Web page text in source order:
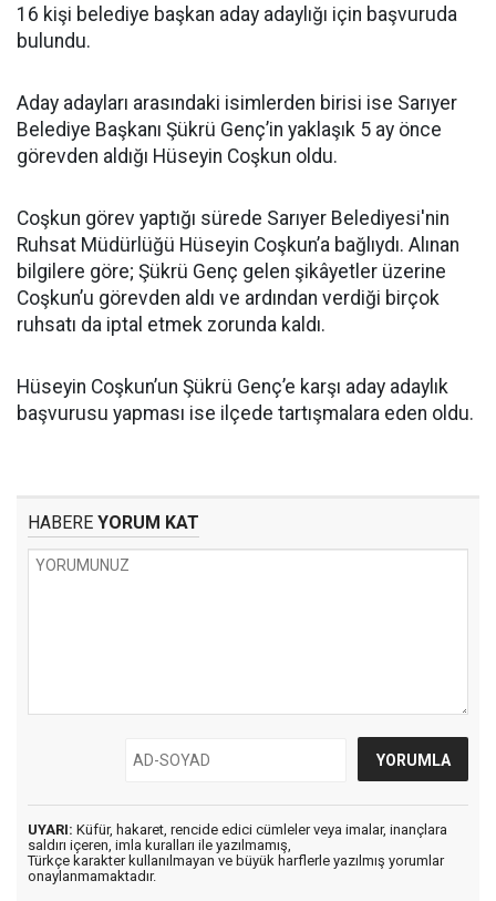
16 kişi belediye başkan aday adaylığı için başvuruda
bulundu.
Aday adayları arasındaki isimlerden birisi ise Sarıyer
Belediye Başkanı Şükrü Genç’in yaklaşık 5 ay önce
görevden aldığı Hüseyin Coşkun oldu.
Coşkun görev yaptığı sürede Sarıyer Belediyesi'nin
Ruhsat Müdürlüğü Hüseyin Coşkun’a bağlıydı. Alınan
bilgilere göre; Şükrü Genç gelen şikâyetler üzerine
Coşkun’u görevden aldı ve ardından verdiği birçok
ruhsatı da iptal etmek zorunda kaldı.
Hüseyin Coşkun’un Şükrü Genç’e karşı aday adaylık
başvurusu yapması ise ilçede tartışmalara eden oldu.
HABERE YORUM KAT
UYARI: Küfür, hakaret, rencide edici cümleler veya imalar, inançlara
saldırı içeren, imla kuralları ile yazılmamış,
Türkçe karakter kullanılmayan ve büyük harflerle yazılmış yorumlar
onaylanmamaktadır.